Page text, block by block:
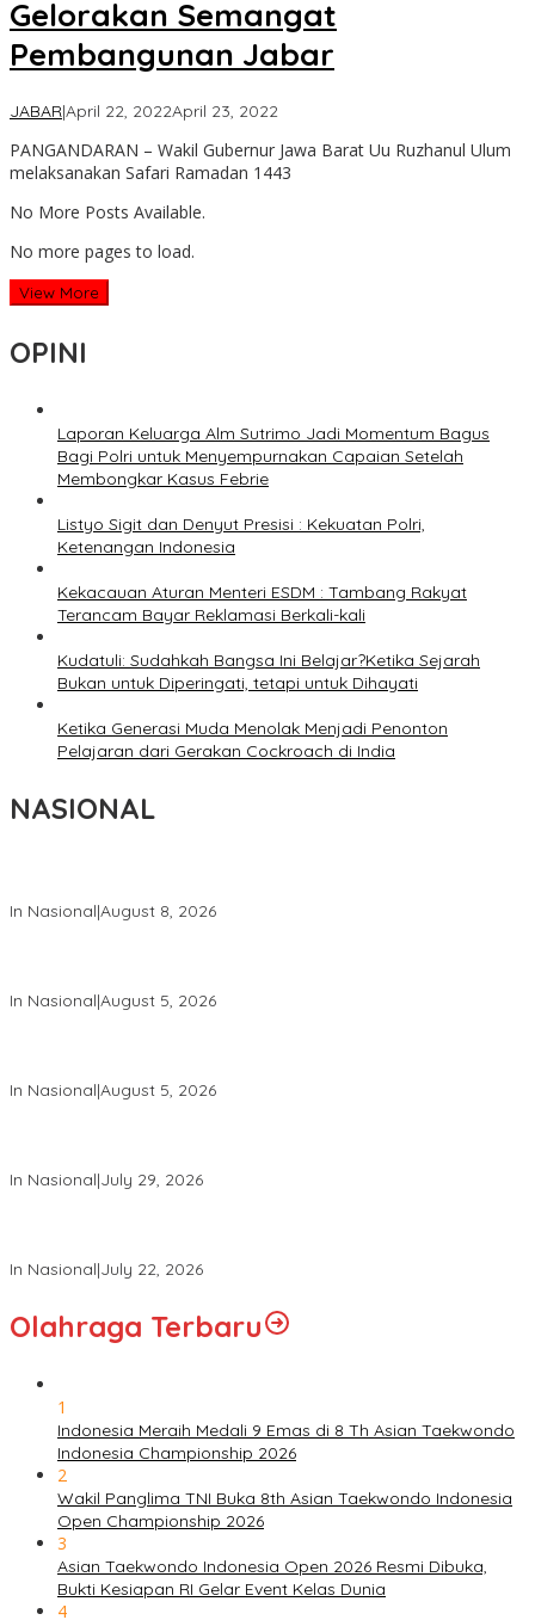
Gelorakan Semangat
Pembangunan Jabar
JABAR|April 22, 2022April 23, 2022
PANGANDARAN – Wakil Gubernur Jawa Barat Uu Ruzhanul Ulum
melaksanakan Safari Ramadan 1443
No More Posts Available.
No more pages to load.
View More
OPINI
Laporan Keluarga Alm Sutrimo Jadi Momentum Bagus
Bagi Polri untuk Menyempurnakan Capaian Setelah
Membongkar Kasus Febrie
Listyo Sigit dan Denyut Presisi : Kekuatan Polri,
Ketenangan Indonesia
Kekacauan Aturan Menteri ESDM : Tambang Rakyat
Terancam Bayar Reklamasi Berkali-kali
Kudatuli: Sudahkah Bangsa Ini Belajar?Ketika Sejarah
Bukan untuk Diperingati, tetapi untuk Dihayati
Ketika Generasi Muda Menolak Menjadi Penonton
Pelajaran dari Gerakan Cockroach di India
NASIONAL
In Nasional|August 8, 2026
In Nasional|August 5, 2026
In Nasional|August 5, 2026
In Nasional|July 29, 2026
In Nasional|July 22, 2026
Olahraga Terbaru
1
Indonesia Meraih Medali 9 Emas di 8 Th Asian Taekwondo
Indonesia Championship 2026
2
Wakil Panglima TNI Buka 8th Asian Taekwondo Indonesia
Open Championship 2026
3
Asian Taekwondo Indonesia Open 2026 Resmi Dibuka,
Bukti Kesiapan RI Gelar Event Kelas Dunia
4